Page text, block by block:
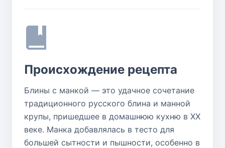
Происхождение рецепта
Блины с манкой — это удачное сочетание
традиционного русского блина и манной
крупы, пришедшее в домашнюю кухню в XX
веке. Манка добавлялась в тесто для
большей сытности и пышности, особенно в